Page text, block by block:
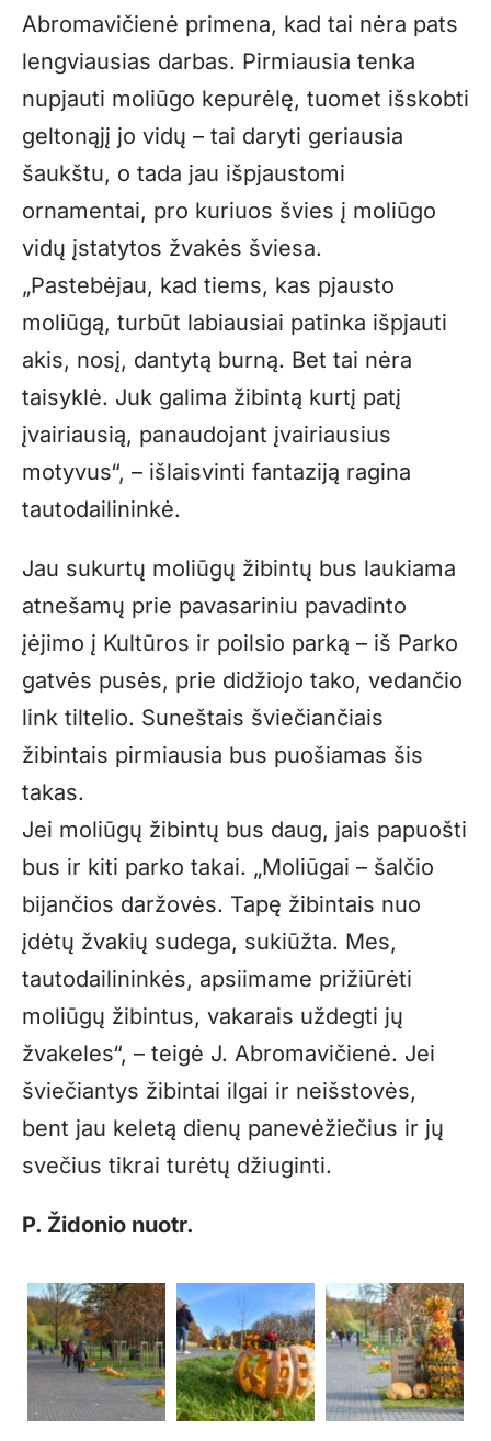
Abromavičienė primena, kad tai nėra pats
lengviausias darbas. Pirmiausia tenka
nupjauti moliūgo kepurėlę, tuomet išskobti
geltonąjį jo vidų – tai daryti geriausia
šaukštu, o tada jau išpjaustomi
ornamentai, pro kuriuos švies į moliūgo
vidų įstatytos žvakės šviesa.
„Pastebėjau, kad tiems, kas pjausto
moliūgą, turbūt labiausiai patinka išpjauti
akis, nosį, dantytą burną. Bet tai nėra
taisyklė. Juk galima žibintą kurtį patį
įvairiausią, panaudojant įvairiausius
motyvus“, – išlaisvinti fantaziją ragina
tautodailininkė.
Jau sukurtų moliūgų žibintų bus laukiama
atnešamų prie pavasariniu pavadinto
įėjimo į Kultūros ir poilsio parką – iš Parko
gatvės pusės, prie didžiojo tako, vedančio
link tiltelio. Suneštais šviečiančiais
žibintais pirmiausia bus puošiamas šis
takas.
Jei moliūgų žibintų bus daug, jais papuošti
bus ir kiti parko takai. „Moliūgai – šalčio
bijančios daržovės. Tapę žibintais nuo
įdėtų žvakių sudega, sukiūžta. Mes,
tautodailininkės, apsiimame prižiūrėti
moliūgų žibintus, vakarais uždegti jų
žvakeles“, – teigė J. Abromavičienė. Jei
šviečiantys žibintai ilgai ir neišstovės,
bent jau keletą dienų panevėžiečius ir jų
svečius tikrai turėtų džiuginti.
P. Židonio nuotr.